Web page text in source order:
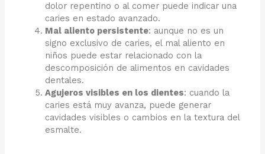
dolor repentino o al comer puede indicar una
caries en estado avanzado.
Mal aliento persistente: aunque no es un
signo exclusivo de caries, el mal aliento en
niños puede estar relacionado con la
descomposición de alimentos en cavidades
dentales.
Agujeros visibles en los dientes: cuando la
caries está muy avanza, puede generar
cavidades visibles o cambios en la textura del
esmalte.